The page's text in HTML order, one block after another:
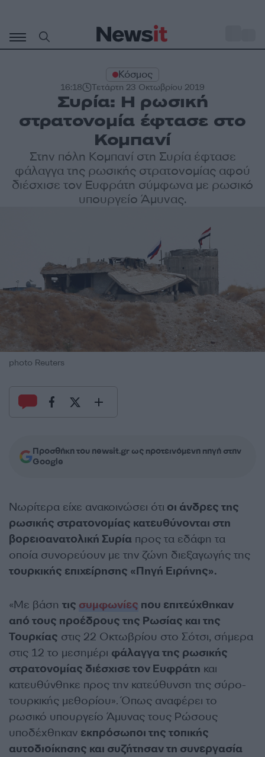
περιεχόμενο
Κόσμος
16:18 Τετάρτη 23 Οκτωβρίου 2019
Συρία: Η ρωσική
στρατονομία έφτασε στο
Κομπανί
Στην πόλη Κομπανί στη Συρία έφτασε
φάλαγγα της ρωσικής στρατονομίας αφού
διέσχισε τον Ευφράτη σύμφωνα με ρωσικό
υπουργείο Άμυνας.
photo Reuters
Προσθήκη του newsit.gr ως προτεινόμενη πηγή στην
Google
Νωρίτερα είχε ανακοινώσει ότι οι άνδρες της
ρωσικής στρατονομίας κατευθύνονται στη
βορειοανατολική Συρία προς τα εδάφη τα
οποία συνορεύουν με την ζώνη διεξαγωγής της
τουρκικής επιχείρησης «Πηγή Ειρήνης».
«Με βάση τις συμφωνίες που επιτεύχθηκαν
από τους προέδρους της Ρωσίας και της
Τουρκίας στις 22 Οκτωβρίου στο Σότσι, σήμερα
στις 12 το μεσημέρι φάλαγγα της ρωσικής
στρατονομίας διέσχισε τον Ευφράτη και
κατευθύνθηκε προς την κατεύθυνση της σύρο-
τουρκικής μεθορίου». Όπως αναφέρει το
ρωσικό υπουργείο Άμυνας τους Ρώσους
υποδέχθηκαν εκπρόσωποι της τοπικής
αυτοδιοίκησης και συζήτησαν τη συνεργασία